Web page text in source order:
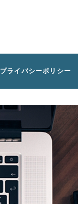
プライバシーポリシー